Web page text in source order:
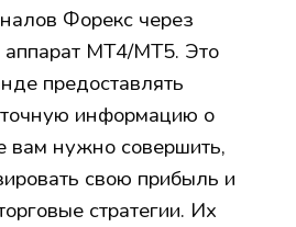
Форекс через
MT4/MT5. Это
предоставлять
информацию о
вам нужно совершить,
свою прибыль и
стратегии. Их